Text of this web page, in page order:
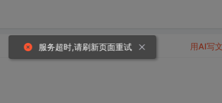
用AI写
服务超时,请刷新页面重试